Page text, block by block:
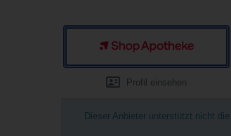
Profil einsehen
Dieser Anbieter unterstützt nicht